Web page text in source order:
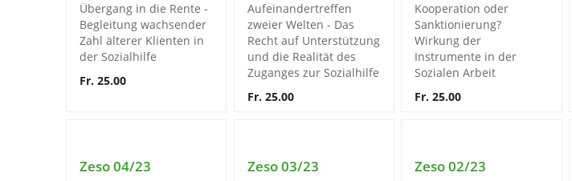
Übergang in die Rente -
Begleitung wachsender
Zahl älterer Klienten in
der Sozialhilfe
Fr. 25.00
Aufeinandertreffen
zweier Welten - Das
Recht auf Unterstützung
und die Realität des
Zuganges zur Sozialhilfe
Fr. 25.00
Kooperation oder
Sanktionierung?
Wirkung der
Instrumente in der
Sozialen Arbeit
Fr. 25.00
Zeso 04/23 Zeso 03/23 Zeso 02/23